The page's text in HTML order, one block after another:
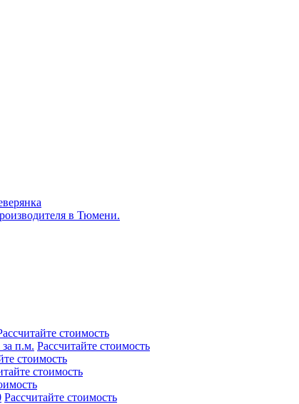
в Тюмени.
стоимость
п.м. Рассчитайте стоимость
стоимость
стоимость
Рассчитайте стоимость